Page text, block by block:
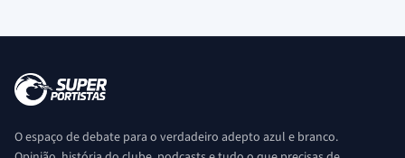
O espaço de debate para o verdadeiro adepto azul e branco.